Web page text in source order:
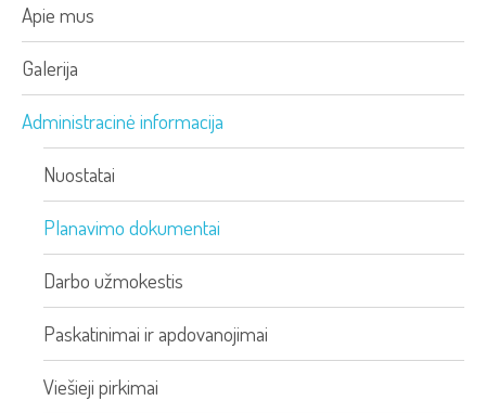
Apie mus
Galerija
Administracinė informacija
Nuostatai
Planavimo dokumentai
Darbo užmokestis
Paskatinimai ir apdovanojimai
Viešieji pirkimai